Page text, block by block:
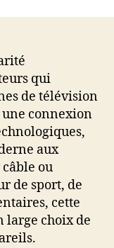
qui
de télévision
une connexion
aux
ou
de sport, de
cette
large choix de